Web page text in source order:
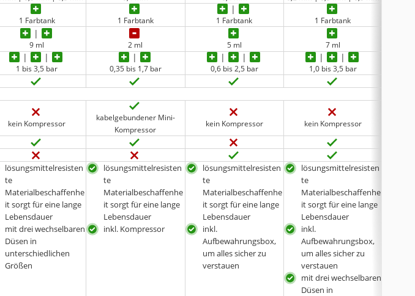
1 Farbtank 1 Farbtank 1 Farbtank 1 Farbtank
9 ml 2 ml 5 ml 7 ml
1 bis 3,5 bar 0,35 bis 1,7 bar 0,6 bis 2,5 bar 1,0 bis 3,5 bar
kein Kompressor
kabelgebundener Mini-
Kompressor
kein Kompressor kein Kompressor
lösungsmittelresisten
te
Materialbeschaffenhe
it sorgt für eine lange
Lebensdauer
mit drei wechselbaren
Düsen in
unterschiedlichen
Größen
lösungsmittelresisten
te
Materialbeschaffenhe
it sorgt für eine lange
Lebensdauer
inkl. Kompressor
lösungsmittelresisten
te
Materialbeschaffenhe
it sorgt für eine lange
Lebensdauer
inkl.
Aufbewahrungsbox,
um alles sicher zu
verstauen
lösungsmittelresisten
te
Materialbeschaffenhe
it sorgt für eine lange
Lebensdauer
inkl.
Aufbewahrungsbox,
um alles sicher zu
verstauen
mit drei wechselbaren
Düsen in